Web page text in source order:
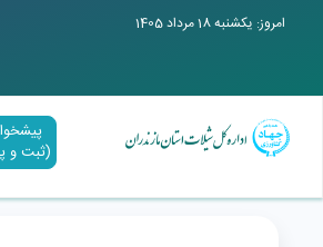
امروز: یکشنبه 18 مرداد 1405
(ثبت و